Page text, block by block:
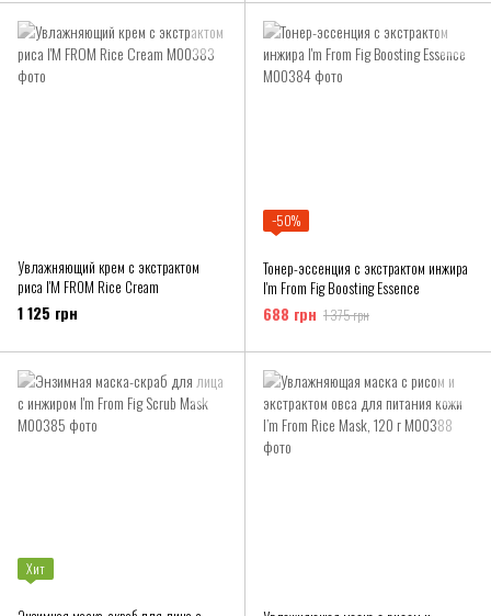
Увлажняющий крем с экстрактом
риса I'M FROM Rice Cream
1 125 грн
−50%
Тонер-эссенция с экстрактом инжира
I'm From Fig Boosting Essence
688 грн 1 375 грн
Хит